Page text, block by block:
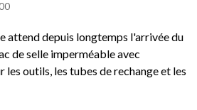
attend depuis longtemps l'arrivée du
de selle imperméable avec
les outils, les tubes de rechange et les